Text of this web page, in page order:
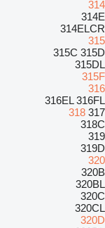
314
314E
314ELCR
315
315C 315D
315DL
315F
316
316EL 316FL
317
318
318C
319
319D
320
320B
320BL
320C
320CL
320D